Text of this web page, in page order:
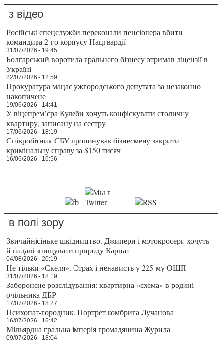
з відео
Російські спецслужби переконали пенсіонера вбити
командира 2-го корпусу Нацгвардії
31/07/2026 - 19:45
Болгарський воротила грального бізнесу отримав ліцензії в
Україні
22/07/2026 - 12:59
Прокуратура мацає ужгородського депутата за незаконно
накопичене
19/06/2026 - 14:41
У віцепрем’єра Кулеби хочуть конфіскувати столичну
квартиру, записану на сестру
17/06/2026 - 18:19
Співробітник СБУ пропонував бізнесмену закрити
кримінальну справу за $150 тисяч
16/06/2026 - 16:56
в полі зору
Звичайнісіньке шкідництво. Джипери і мотокросери хочуть
й надалі знищувати природу Карпат
04/08/2026 - 20:19
Не тільки «Скеля». Страх і ненависть у 225-му ОШП
31/07/2026 - 18:19
Заборонене розслідування: квартирна «схема» в родині
очільника ДБР
17/07/2026 - 18:27
Психопат-городник. Портрет комбрига Лучанова
16/07/2026 - 16:42
Мільярдна гральна імперія громадянина Журила
09/07/2026 - 18:04